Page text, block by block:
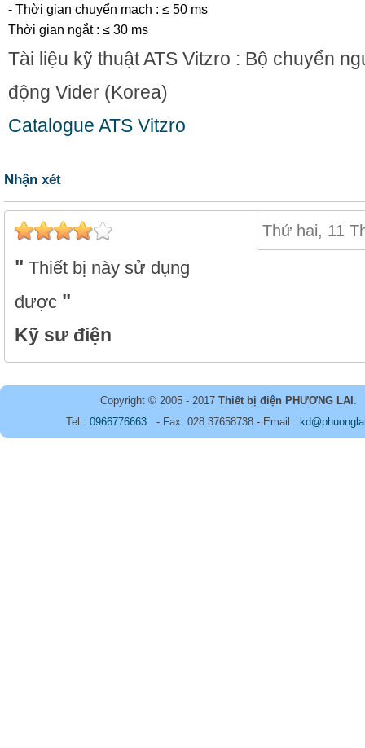
- Thời gian chuyển mạch : ≤ 50 ms
Thời gian ngắt : ≤ 30 ms
Tài liệu kỹ thuậtATS Vitzro : Bộ chuyển
động Vider (Korea)
Catalogue ATS Vitzro
Nhận xét
Thứ hai, 11
Thiết bị này sử dụng
được
Kỹ sư điện
Copyright © 2005 - 2017 Thiết bị điện PHƯƠNG LAI
Tel : 0966776663 - Fax: 028.37658738 - Email :